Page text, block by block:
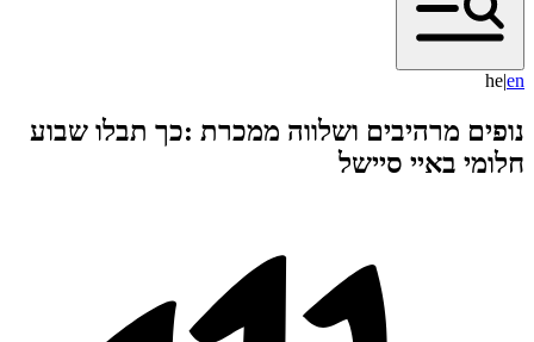
he|en
נופים מרהיבים ושלווה ממכרת :כך תבלו שבוע
חלומי באיי סיישל